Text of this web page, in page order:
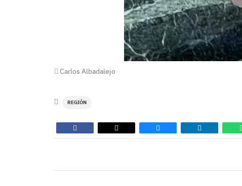
Carlos Albadalejo
REGIÓN